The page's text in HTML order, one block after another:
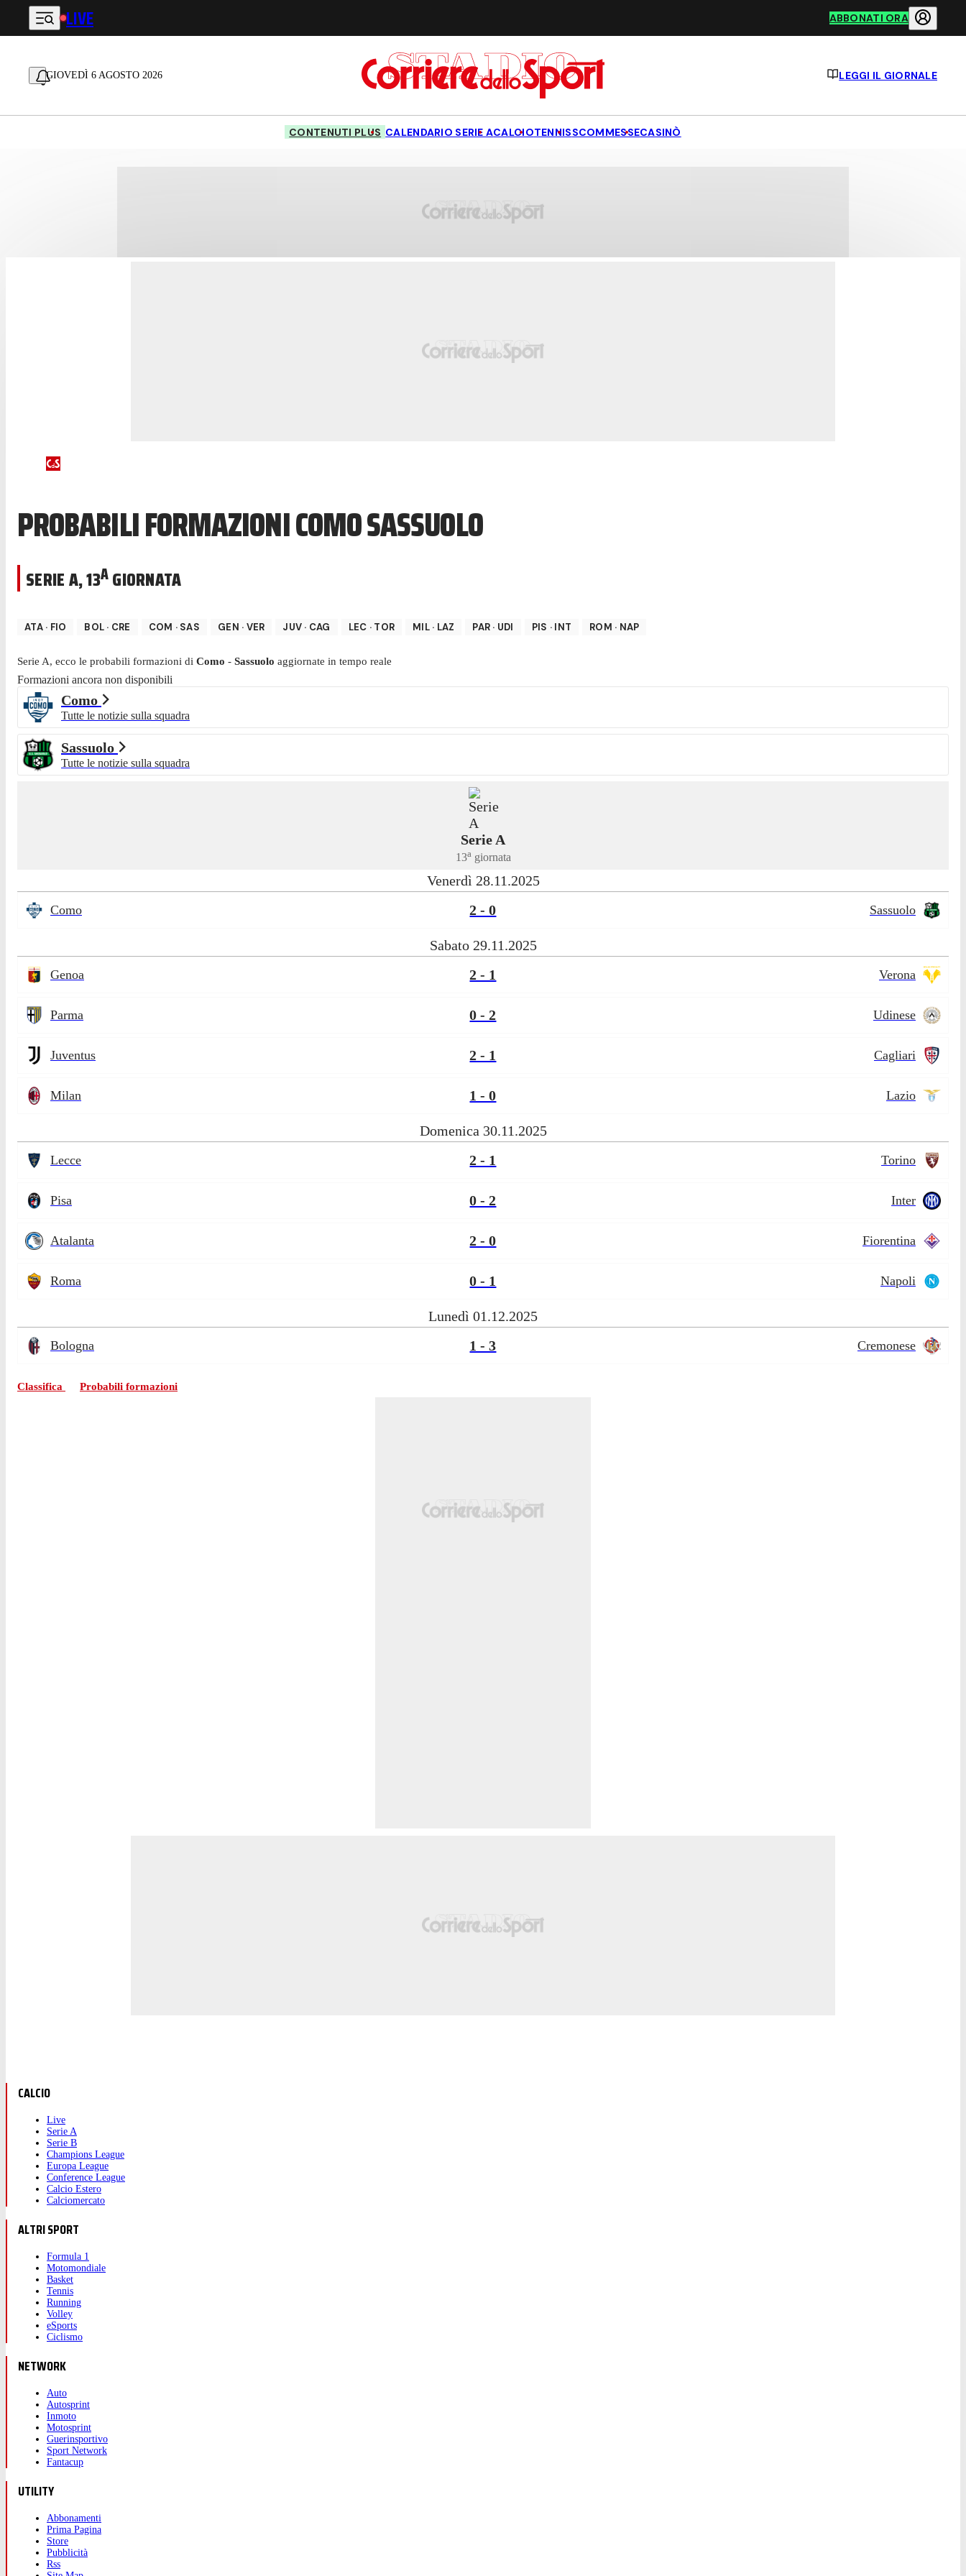
Vai al contenuto principale
LIVE ABBONATI ORA
GIOVEDÌ 6 AGOSTO 2026 LEGGI IL GIORNALE
CONTENUTI PLUS CALENDARIO SERIE ACALCIOTENNISSCOMMESSECASINÒ
PROBABILI FORMAZIONI COMO SASSUOLO
SERIE A,13AGIORNATA
ATA· FIO BOL · CRE COM · SAS GEN · VER JUV · CAG LEC · TOR MIL· LAZ PAR · UDI PIS · INT ROM · NAP
Serie A, ecco le probabili formazioni di Como - Sassuolo aggiornate in tempo reale
Formazioni ancora non disponibili
Como
Tutte le notizie sulla squadra
Sassuolo
Tutte le notizie sulla squadra
Serie A
13agiornata
Venerdì 28.11.2025
Como 2 - 0 Sassuolo
Sabato 29.11.2025
Genoa 2 - 1 Verona
Parma 0 - 2 Udinese
Juventus 2 - 1 Cagliari
Milan 1 - 0 Lazio
Domenica 30.11.2025
Lecce 2 - 1 Torino
Pisa 0 - 2 Inter
Atalanta 2 - 0 Fiorentina
Roma 0 - 1 Napoli
Lunedì 01.12.2025
Bologna 1 - 3 Cremonese
Classifica Probabili formazioni
CALCIO
Live
Serie A
Serie B
Champions League
Europa League
Conference League
Calcio Estero
Calciomercato
ALTRI SPORT
Formula 1
Motomondiale
Basket
Tennis
Running
Volley
eSports
Ciclismo
NETWORK
Auto
Autosprint
Inmoto
Motosprint
Guerinsportivo
Sport Network
Fantacup
UTILITY
Abbonamenti
Prima Pagina
Store
Pubblicità
Rss